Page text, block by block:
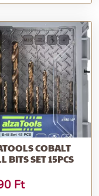
COBALT
BITS SET 15PCS
Ft